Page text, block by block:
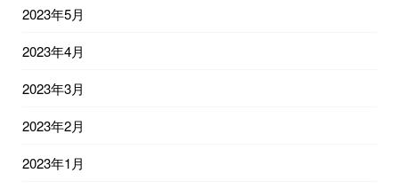
2023年5月
2023年4月
2023年3月
2023年2月
2023年1月